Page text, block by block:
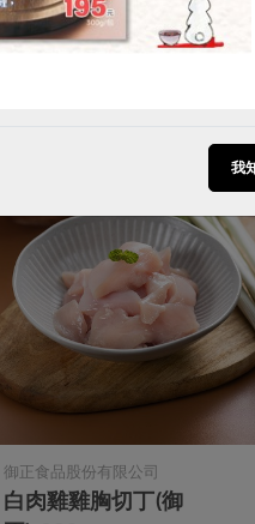
御正食品股份有限公司
白肉雞雞胸切丁(御
我